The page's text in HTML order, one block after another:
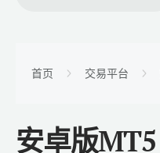
首页 交易平台
安卓版MT5